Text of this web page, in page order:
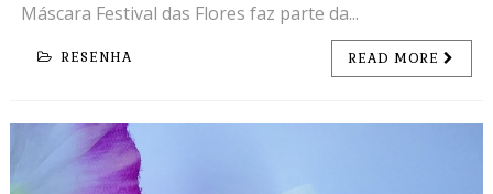
Máscara Festival das Flores faz parte da...
RESENHA READ MORE